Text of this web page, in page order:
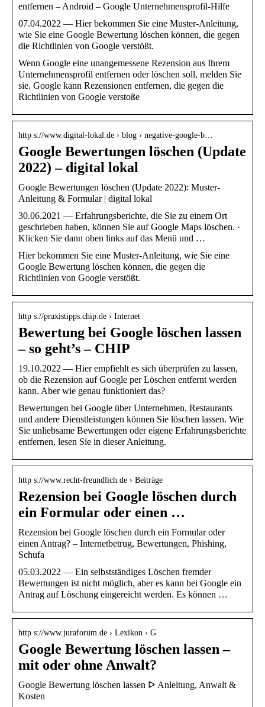
entfernen – Android – Google Unternehmensprofil-Hilfe
07.04.2022 — Hier bekommen Sie eine Muster-Anleitung,
wie Sie eine Google Bewertung löschen können, die gegen
die Richtlinien von Google verstößt.
Wenn Google eine unangemessene Rezension aus Ihrem
Unternehmensprofil entfernen oder löschen soll, melden Sie
sie. Google kann Rezensionen entfernen, die gegen die
Richtlinien von Google verstoße
http s://www.digital-lokal.de › blog › negative-google-b…
Google Bewertungen löschen (Update
2022) – digital lokal
Google Bewertungen löschen (Update 2022): Muster-
Anleitung & Formular | digital lokal
30.06.2021 — Erfahrungsberichte, die Sie zu einem Ort
geschrieben haben, können Sie auf Google Maps löschen. ·
Klicken Sie dann oben links auf das Menü und …
Hier bekommen Sie eine Muster-Anleitung, wie Sie eine
Google Bewertung löschen können, die gegen die
Richtlinien von Google verstößt.
http s://praxistipps.chip.de › Internet
Bewertung bei Google löschen lassen
– so geht’s – CHIP
19.10.2022 — Hier empfiehlt es sich überprüfen zu lassen,
ob die Rezension auf Google per Löschen entfernt werden
kann. Aber wie genau funktioniert das?
Bewertungen bei Google über Unternehmen, Restaurants
und andere Dienstleistungen können Sie löschen lassen. Wie
Sie unliebsame Bewertungen oder eigene Erfahrungsberichte
entfernen, lesen Sie in dieser Anleitung.
http s://www.recht-freundlich.de › Beiträge
Rezension bei Google löschen durch
ein Formular oder einen …
Rezension bei Google löschen durch ein Formular oder
einen Antrag? – Internetbetrug, Bewertungen, Phishing,
Schufa
05.03.2022 — Ein selbstständiges Löschen fremder
Bewertungen ist nicht möglich, aber es kann bei Google ein
Antrag auf Löschung eingereicht werden. Es können …
http s://www.juraforum.de › Lexikon › G
Google Bewertung löschen lassen –
mit oder ohne Anwalt?
Google Bewertung löschen lassen ᐅ Anleitung, Anwalt &
Kosten